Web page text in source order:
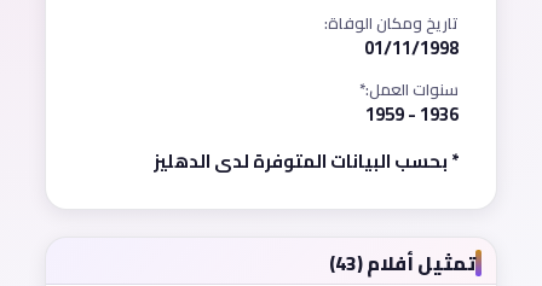
تاريخ ومكان الوفاة:
01/11/1998
سنوات العمل:*
1936 - 1959
* بحسب البيانات المتوفرة لدى الدهليز
تمثيل أفلام (43)